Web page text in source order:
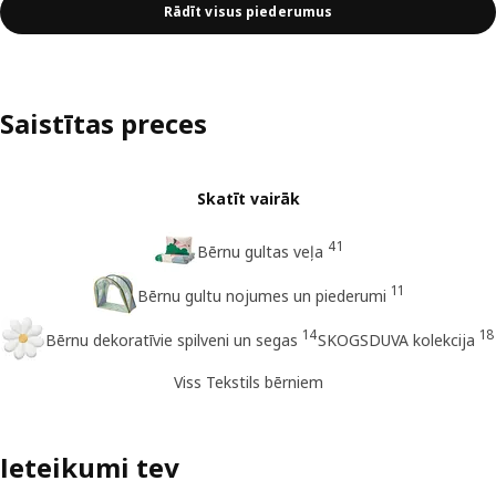
Rādīt visus piederumus
Saistītas preces
Skatīt vairāk
Bērnu gultas veļa 41
Bērnu gultu nojumes un piederumi 11
Bērnu dekoratīvie spilveni un segas 14SKOGSDUVA kolekcija 18
Viss Tekstils bērniem
Ieteikumi tev